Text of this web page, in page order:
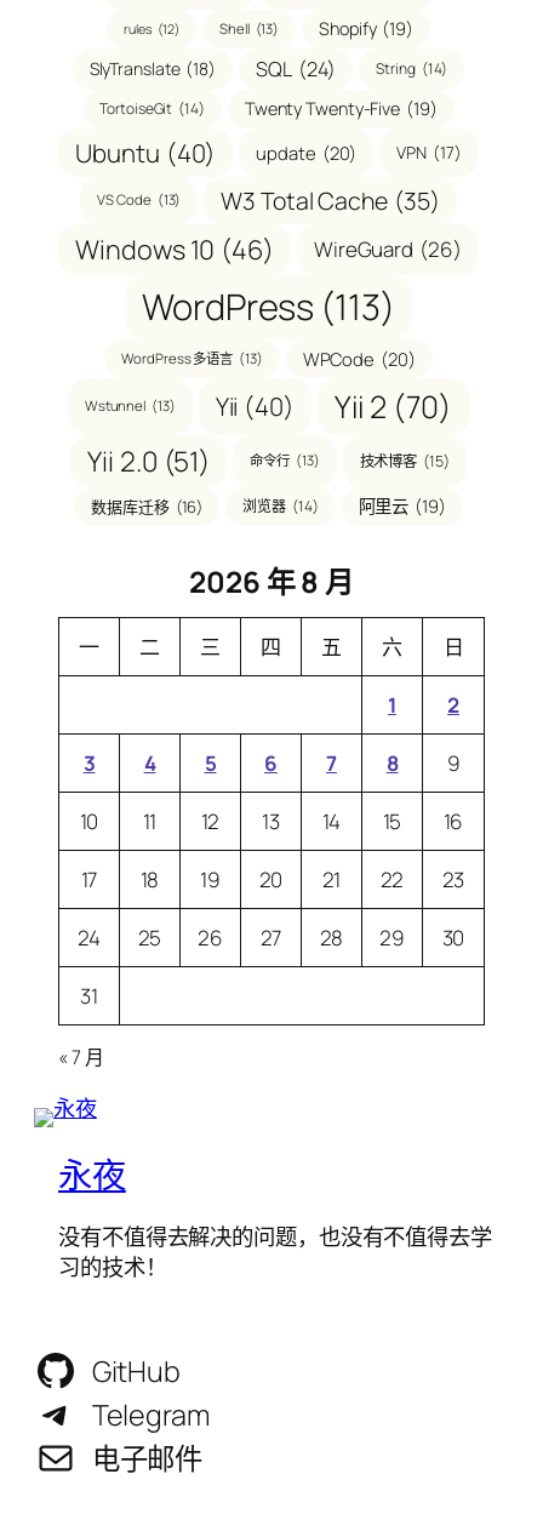
rules (12) Shell (13) Shopify (19)
SlyTranslate (18) SQL (24) String (14)
TortoiseGit (14) Twenty Twenty-Five (19)
Ubuntu (40) update (20) VPN (17)
VS Code (13) W3 Total Cache (35)
Windows 10 (46) WireGuard (26)
WordPress (113)
WordPress 多语言 (13) WPCode (20)
Wstunnel (13) Yii (40) Yii 2 (70)
Yii 2.0 (51) 命令行 (13) 技术博客 (15)
数据库迁移 (16) 浏览器 (14) 阿里云 (19)
2026 年 8 月
一 二 三 四 五 六 日
1 2
3 4 5 6 7 8 9
10 11 12 13 14 15 16
17 18 19 20 21 22 23
24 25 26 27 28 29 30
31
« 7 月
永夜
没有不值得去解决的问题，也没有不值得去学
习的技术！
GitHub
Telegram
电子邮件